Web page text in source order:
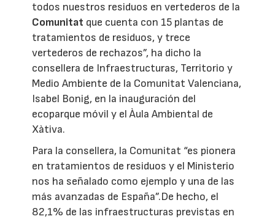
todos nuestros residuos en vertederos de la
Comunitat que cuenta con 15 plantas de
tratamientos de residuos, y trece
vertederos de rechazos”, ha dicho la
consellera de Infraestructuras, Territorio y
Medio Ambiente de la Comunitat Valenciana,
Isabel Bonig, en la inauguración del
ecoparque móvil y el Àula Ambiental de
Xàtiva.
Para la consellera, la Comunitat “es pionera
en tratamientos de residuos y el Ministerio
nos ha señalado como ejemplo y una de las
más avanzadas de España”.De hecho, el
82,1% de las infraestructuras previstas en